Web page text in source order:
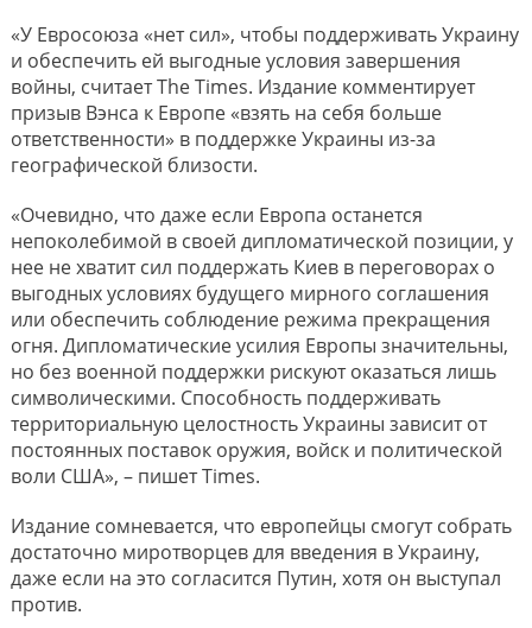
«У Евросоюза «нет сил», чтобы поддерживать Украину
и обеспечить ей выгодные условия завершения
войны, считает The Times. Издание комментирует
призыв Вэнса к Европе «взять на себя больше
ответственности» в поддержке Украины из-за
географической близости.
«Очевидно, что даже если Европа останется
непоколебимой в своей дипломатической позиции, у
нее не хватит сил поддержать Киев в переговорах о
выгодных условиях будущего мирного соглашения
или обеспечить соблюдение режима прекращения
огня. Дипломатические усилия Европы значительны,
но без военной поддержки рискуют оказаться лишь
символическими. Способность поддерживать
территориальную целостность Украины зависит от
постоянных поставок оружия, войск и политической
воли США», – пишет Times.
Издание сомневается, что европейцы смогут собрать
достаточно миротворцев для введения в Украину,
даже если на это согласится Путин, хотя он выступал
против.